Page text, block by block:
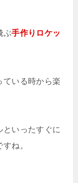
ぶ手作りロケッ
ている時から楽
いったすぐに
ね。